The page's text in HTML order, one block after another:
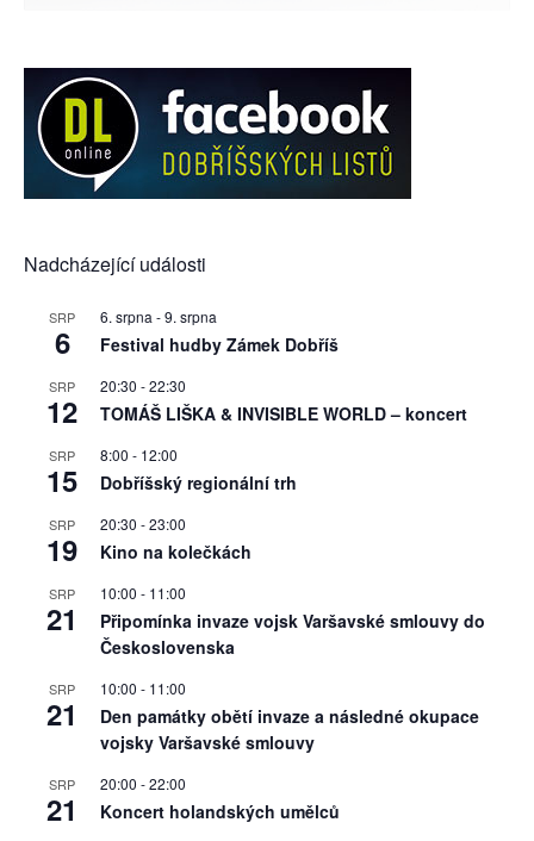
Nadcházející události
SRP
6
6. srpna -9. srpna
Festival hudby Zámek Dobříš
SRP
12
20:30 -22:30
TOMÁŠ LIŠKA & INVISIBLE WORLD – koncert
SRP
15
8:00 - 12:00
Dobříšský regionální trh
SRP
19
20:30 -23:00
Kino na kolečkách
SRP
21
10:00 - 11:00
Připomínka invaze vojsk Varšavské smlouvy do
Československa
SRP
21
10:00 - 11:00
Den památky obětí invaze a následné okupace
vojsky Varšavské smlouvy
SRP
21
20:00 -22:00
Koncert holandských umělců